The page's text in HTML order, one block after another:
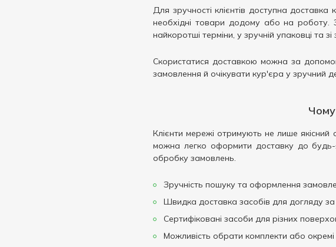
Для зручності клієнтів доступна
необхідні товари додому або на роботу.
найкоротші терміни, у зручній упаковці та
Скористатися доставкою можна за
замовлення й очікувати кур'єра у зручний
Клієнти мережі отримують не лише
можна легко оформити доставку до будь-
обробку замовлень.
Зручність пошуку та оформлення
Швидка доставка засобів для догляду
Сертифіковані засоби для різних
Можливість обрати комплекти або